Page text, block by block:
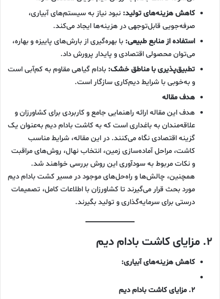
کاهش هزینه‌های تولید: نبود نیاز به سیستم‌های آبیاری،
صرفه‌جویی قابل‌توجهی در هزینه‌ها ایجاد می‌کند.
استفاده از منابع طبیعی: با بهره‌گیری از بارش‌های پاییزه و بهاره،
می‌توان محصولی اقتصادی و پایدار پرورش داد.
تطبیق‌پذیری با مناطق خشک: بادام گیاهی مقاوم به کم‌آبی است
و به‌خوبی با شرایط دیم‌کاری سازگار است.
هدف مقاله
هدف این مقاله ارائه راهنمایی جامع و کاربردی برای کشاورزان و
علاقه‌مندان به باغداری است که به کاشت بادام دیم به‌عنوان یک
گزینه اقتصادی نگاه می‌کنند. در این مقاله، شرایط مناسب
کاشت، مراحل آماده‌سازی زمین، انتخاب نهال، روش‌های مراقبت
و نکات مربوط به سودآوری این روش بررسی خواهند شد.
همچنین، چالش‌ها و راه‌حل‌های موجود در مسیر کشت بادام دیم
مورد بحث قرار می‌گیرند تا کشاورزان با اطلاعات کامل، تصمیمات
درستی برای سرمایه‌گذاری و تولید بگیرند.
۲. مزایای کاشت بادام دیم
کاهش هزینه‌های آبیاری:
۲. مزایای کاشت بادام دیم